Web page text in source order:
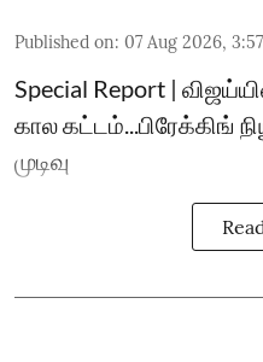
Published on: 07 Aug 2026,
Special Report |
கால கட்டம்...பிரேக்கிங்
முடிவு